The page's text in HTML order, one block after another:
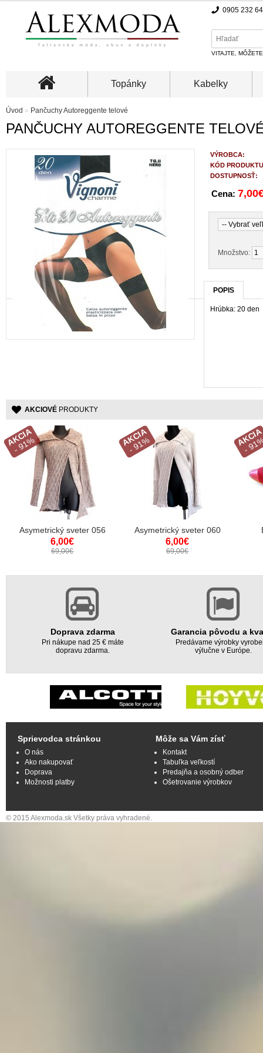
0905 232
VITAJTE,
Topánky Kabelky
Úvod » Pančuchy Autoreggente telové
PANČUCHY AUTOREGGENTE
VÝROBCA:
KÓD
DOSTUPNOSŤ:
Cena:
Množstvo:
POPIS
Hrúbka: 20 den
AKCIOVÉ PRODUKTY
AKCIA
- 91%
Asymetrický sveter 056
6,00€
69,00€
AKCIA
- 91%
Asymetrický sveter 060
6,00€
69,00€
AKCIA
-
Doprava zdarma
Pri nákupe nad 25 € máte
dopravu zdarma.
Garancia pôvodu a
Predávame výrobky
výlučne v Európe.
Sprievodca stránkou
O nás
Ako nakupovať
Doprava
Možnosti platby
Môže sa Vám zísť
Kontakt
Tabuľka veľkostí
Predajňa a osobný odber
Ošetrovanie výrobkov
© 2015 Alexmoda.sk Všetky práva vyhradené.